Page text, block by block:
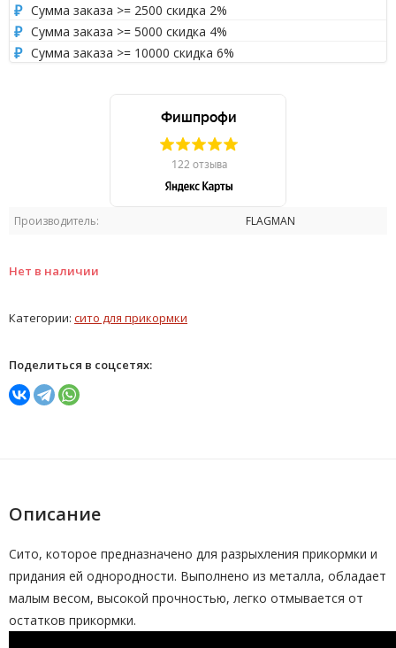
Производитель: FLAGMAN
Нет в наличии
Сумма заказа >= 2500 скидка 2%
Сумма заказа >= 5000 скидка 4%
Сумма заказа >= 10000 скидка 6%
Категории: сито для прикормки
Поделиться в соцсетях:
Описание
Сито, которое предназначено для разрыхления прикормки и
придания ей однородности. Выполнено из металла, обладает
малым весом, высокой прочностью, легко отмывается от
остатков прикормки.